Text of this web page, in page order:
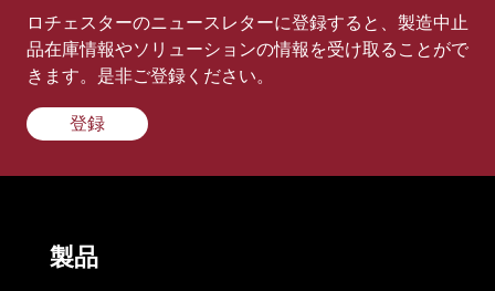
ロチェスターのニュースレターに登録すると、製造中止
品在庫情報やソリューションの情報を受け取ることがで
きます。是非ご登録ください。
登録
製品